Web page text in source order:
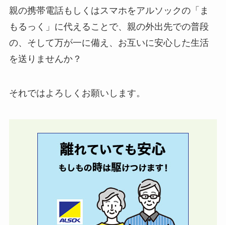
親の携帯電話もしくはスマホをアルソックの「ま
もるっく」に代えることで、親の外出先での普段
の、そして万が一に備え、お互いに安心した生活
を送りませんか？
それではよろしくお願いします。